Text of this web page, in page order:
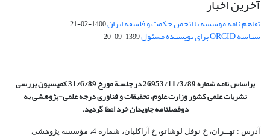
آخرین اخبار
تفاهم نامه موسسه با انجمن حکمت و فلسفه ایران1400-02-21
شناسه ORCID برای نویسنده مسئول 1399-09-20
براساس نامه شماره 26953/11/3/89 در جلسة مورخ 31/6/89 کمیسیون
بررسی
نشریات علمی کشور وزارت علوم، تحقیقات و فناوری درجه علمی‌-پژوهشیبه
دوفصلنامه جاویدان خرد اعطا گردید.
آدرس : تهــران، خ نوفل لوشاتو، خ آراکلیان، شماره 4،‌ مؤسسه پژوهشی